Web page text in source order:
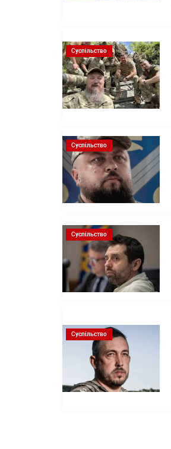
Суспільство
Суспільство
Суспільство
Суспільство